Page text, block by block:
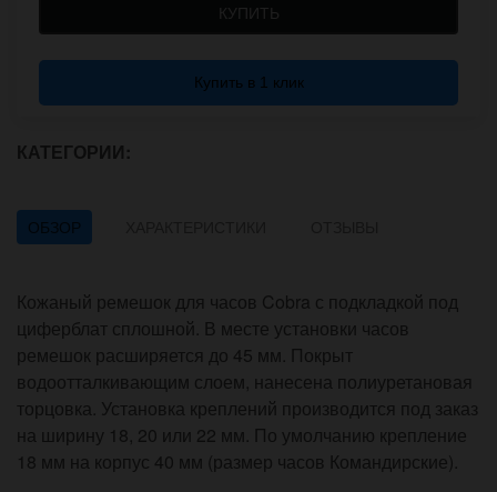
КУПИТЬ
Купить в 1 клик
КАТЕГОРИИ:
ОБЗОР
Кожаный ремешок для часов Cobra с подкладкой под
циферблат сплошной. В месте установки часов
ремешок расширяется до 45 мм. Покрыт
водоотталкивающим слоем, нанесена полиуретановая
торцовка. Установка креплений производится под заказ
на ширину 18, 20 или 22 мм. По умолчанию крепление
18 мм на корпус 40 мм (размер часов Командирские).